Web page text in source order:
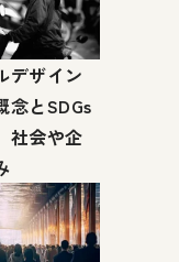
デザイン
念とSDGs
社会や企